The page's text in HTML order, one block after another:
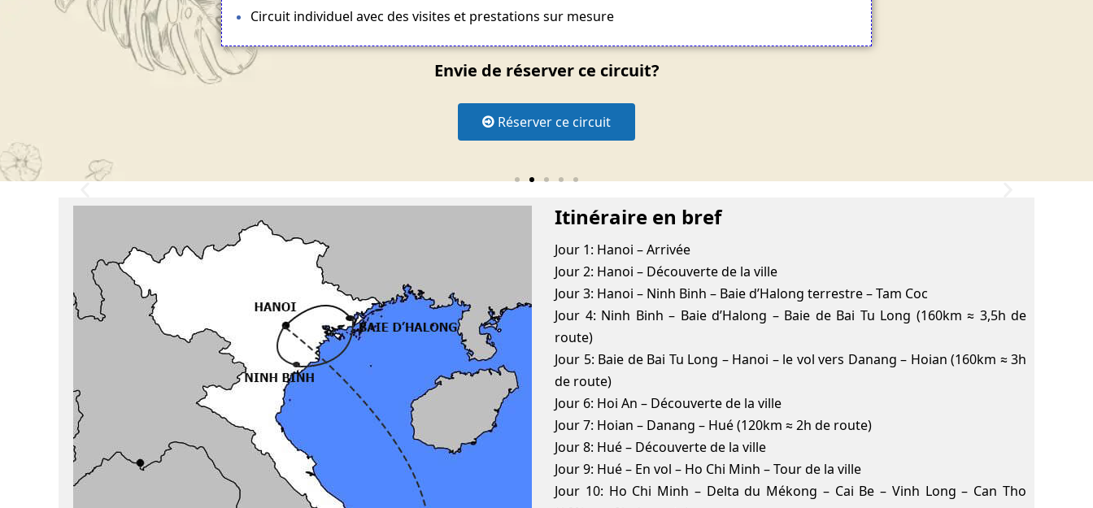
Circuit individuel avec des visites et prestations sur mesure
Envie de réserver ce circuit?
Réserver ce circuit
Itinéraire en bref
Jour 1: Hanoi – Arrivée
Jour 2: Hanoi – Découverte de la ville
Jour 3: Hanoi – Ninh Binh – Baie d’Halong terrestre – Tam Coc
Jour 4: Ninh Binh – Baie d’Halong – Baie de Bai Tu Long (160km ≈ 3,5h de
route)
Jour 5: Baie de Bai Tu Long – Hanoi – le vol vers Danang – Hoian (160km ≈ 3h
de route)
Jour 6: Hoi An – Découverte de la ville
Jour 7: Hoian – Danang – Hué (120km ≈ 2h de route)
Jour 8: Hué – Découverte de la ville
Jour 9: Hué – En vol – Ho Chi Minh – Tour de la ville
Jour 10: Ho Chi Minh – Delta du Mékong – Cai Be – Vinh Long – Can Tho